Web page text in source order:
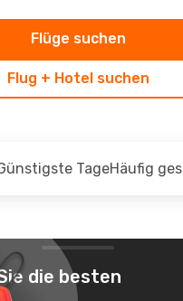
Flug + Hotel suchen
Flüge suchen
TageHäufig
die besten